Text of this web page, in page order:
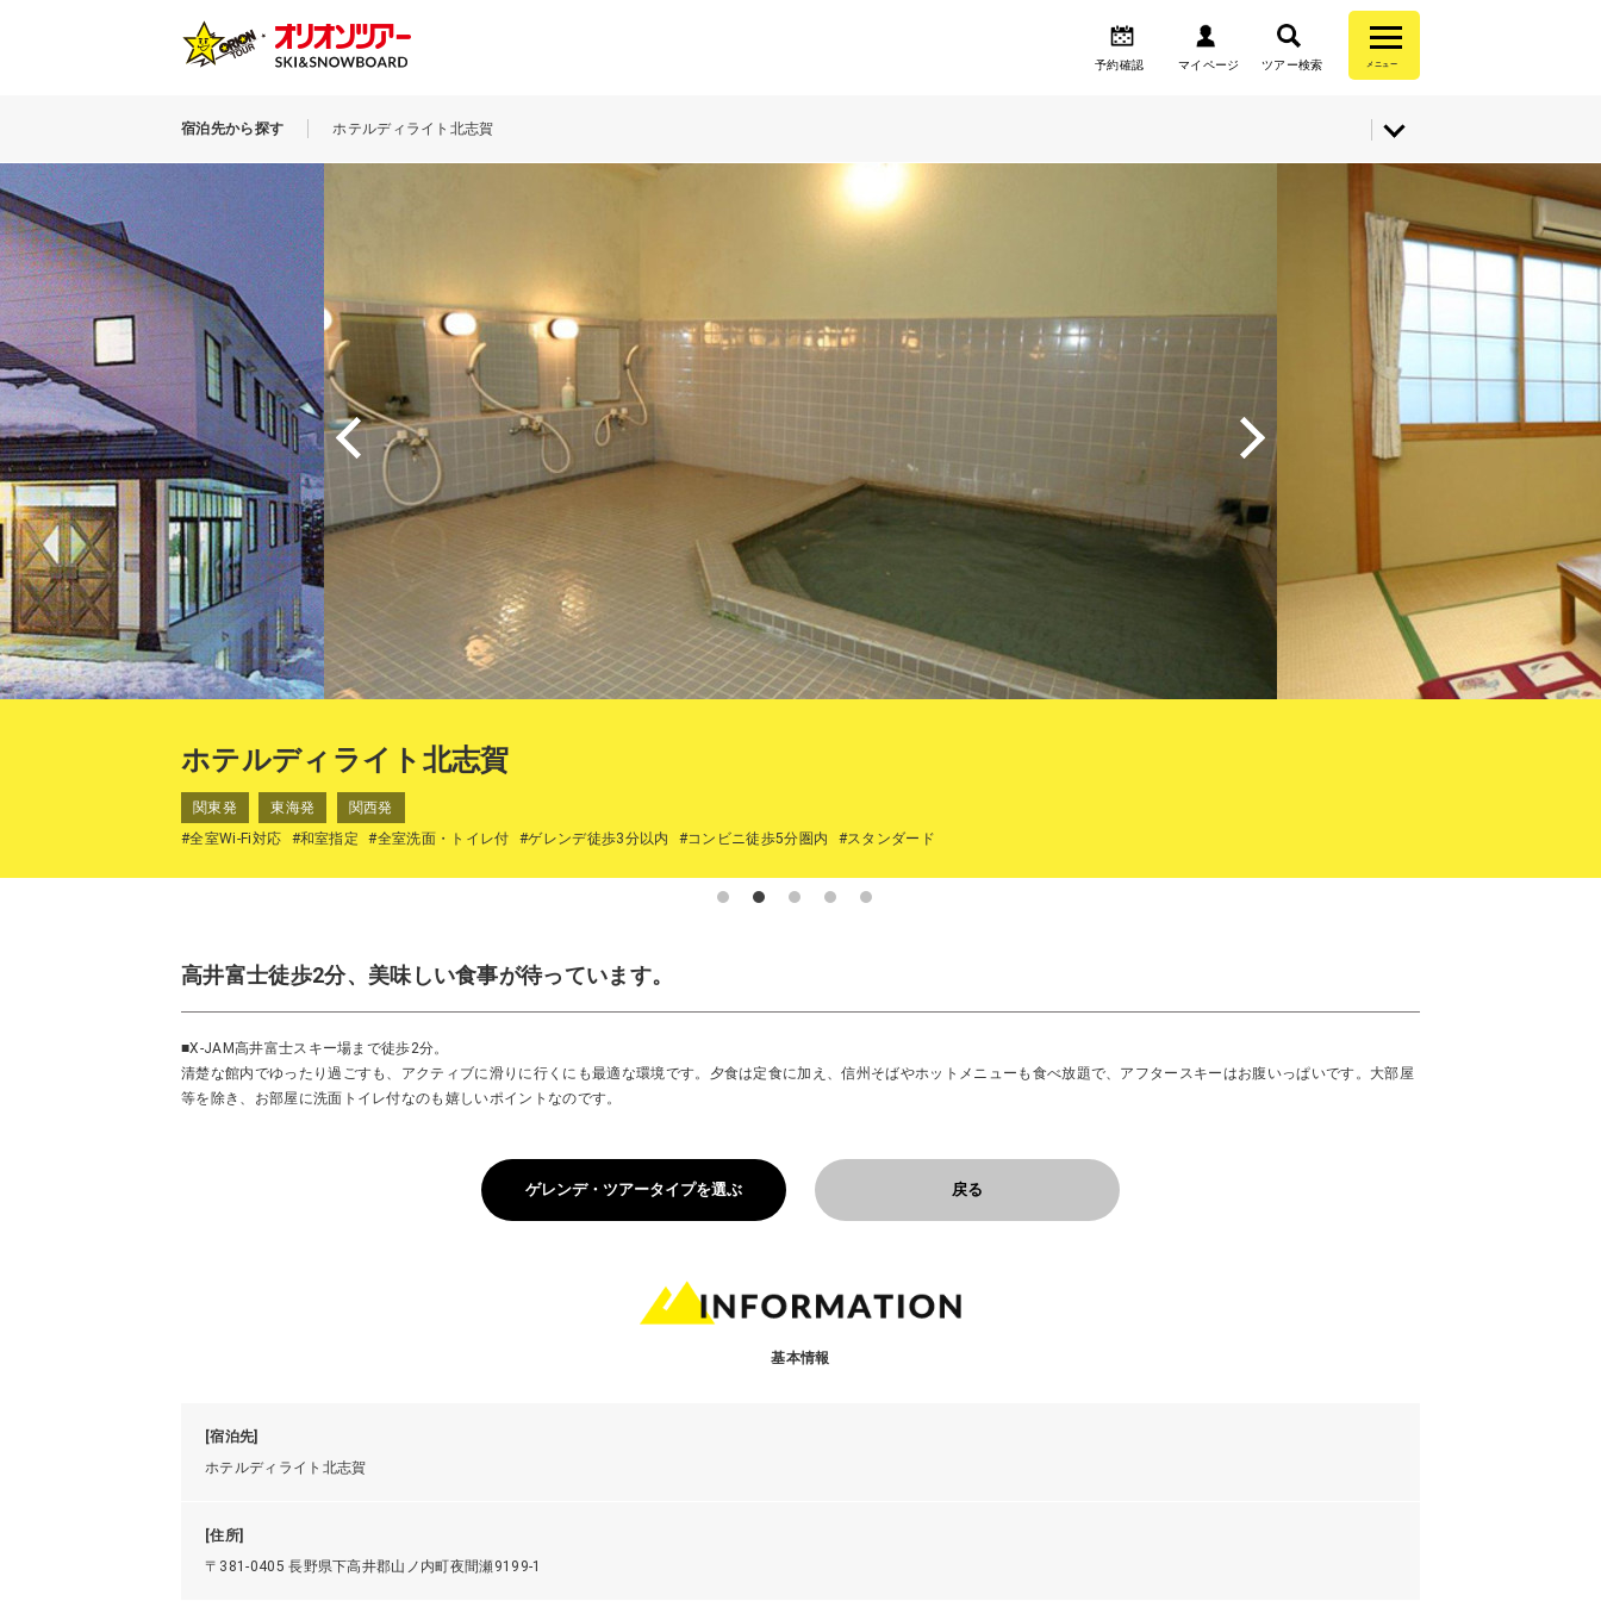
予約確認 マイページ ツアー検索 メニュー
宿泊先から探す ホテルディライト北志賀
ホテルディライト北志賀
関東発 東海発
関西発
#全室Wi-Fi対応
#和室指定 #全室洗面・トイレ付 #ゲレンデ徒歩3分以内 #コンビニ徒歩5分圏内 #スタンダード
高井富士徒歩2分、美味しい食事が待っています。
■X-JAM高井富士スキー場まで徒歩2分。
清楚な館内でゆったり過ごすも、アクティブに滑りに行くにも最適な環境です。夕食は定食に加え、信州そばやホットメニューも食べ放題で、アフタースキーはお腹いっぱいです。大部屋
等を除き、お部屋に洗面トイレ付なのも嬉しいポイントなのです。
ゲレンデ・ツアータイプを選ぶ 戻る
基本情報
[宿泊先]
ホテルディライト北志賀
[住所]
〒381-0405 長野県下高井郡山ノ内町夜間瀬9199-1